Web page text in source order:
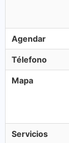
Agendar
Télefono
Mapa
Servicios